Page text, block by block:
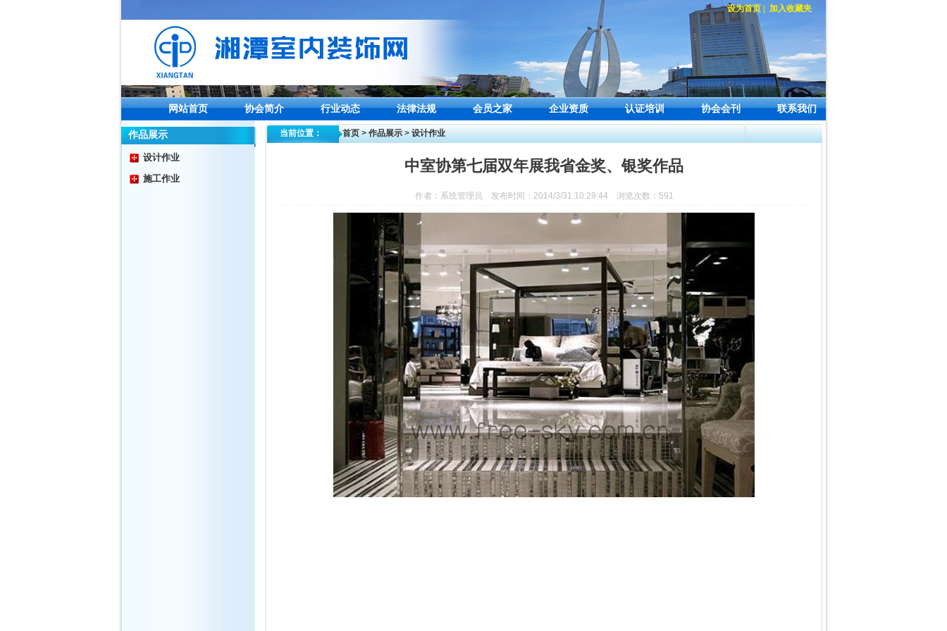
设为首页 加入收藏夹
网站首页 协会简介 行业动态 法律法规 会员之家 企业资质 认证培训 协会会刊 联系我们
作品展示
设计作业
施工作业
当前位置： 首页 > 作品展示> 设计作业
中室协第七届双年展我省金奖、银奖作品
作者：系统管理员 发布时间：2014/3/31 10:29:44 浏览次数：591